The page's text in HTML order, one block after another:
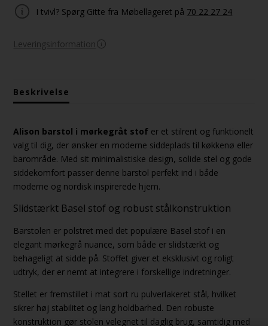
I tvivl? Spørg Gitte fra Møbellageret på 70 22 27 24
Leveringsinformation
Beskrivelse
Alison barstol i mørkegråt stof er et stilrent og funktionelt
valg til dig, der ønsker en moderne siddeplads til køkkenø eller
barområde. Med sit minimalistiske design, solide stel og gode
siddekomfort passer denne barstol perfekt ind i både
moderne og nordisk inspirerede hjem.
Slidstærkt Basel stof og robust stålkonstruktion
Barstolen er polstret med det populære Basel stof i en
elegant mørkegrå nuance, som både er slidstærkt og
behageligt at sidde på. Stoffet giver et eksklusivt og roligt
udtryk, der er nemt at integrere i forskellige indretninger.
Stellet er fremstillet i mat sort ru pulverlakeret stål, hvilket
sikrer høj stabilitet og lang holdbarhed. Den robuste
konstruktion gør stolen velegnet til daglig brug, samtidig med